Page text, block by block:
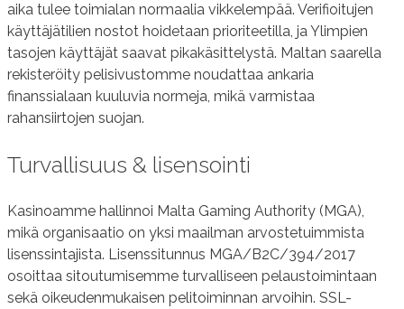
aika tulee toimialan normaalia vikkelempää. Verifioitujen
käyttäjätilien nostot hoidetaan prioriteetilla, ja Ylimpien
tasojen käyttäjät saavat pikakäsittelystä. Maltan saarella
rekisteröity pelisivustomme noudattaa ankaria
finanssialaan kuuluvia normeja, mikä varmistaa
rahansiirtojen suojan.
Turvallisuus & lisensointi
Kasinoamme hallinnoi Malta Gaming Authority (MGA),
mikä organisaatio on yksi maailman arvostetuimmista
lisenssintajista. Lisenssitunnus MGA/B2C/394/2017
osoittaa sitoutumisemme turvalliseen pelaustoimintaan
sekä oikeudenmukaisen pelitoiminnan arvoihin. SSL-